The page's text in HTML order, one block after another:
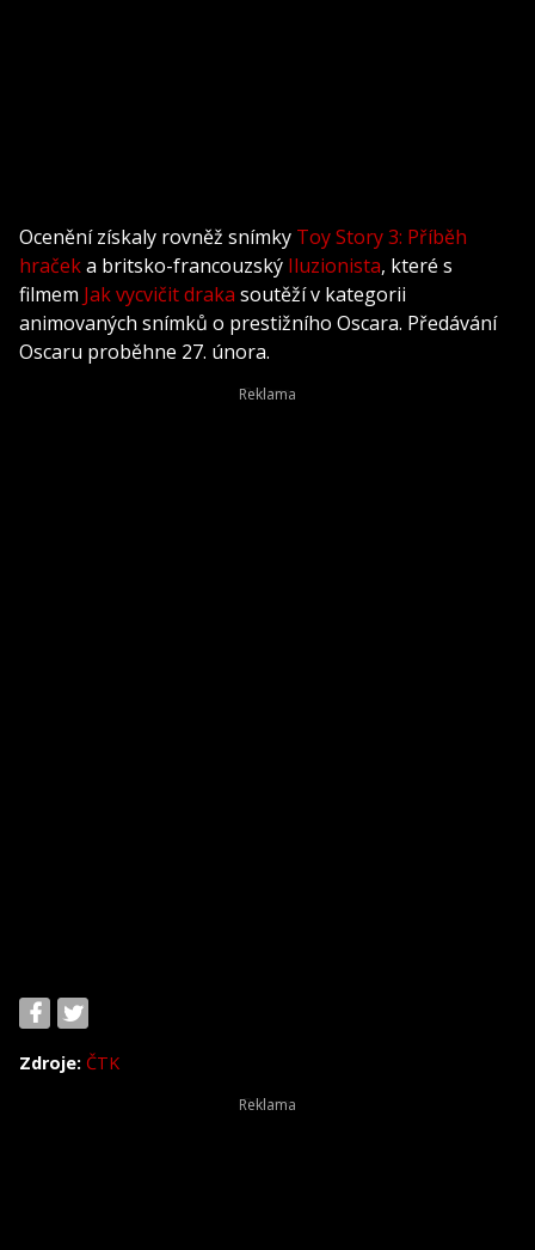
Ocenění získaly rovněž snímky Toy Story 3: Příběh
hračeka britsko-francouzský Iluzionista, které s
filmem Jak vycvičit draka soutěží v kategorii
animovaných snímků o prestižního Oscara. Předávání
Oscaru proběhne 27. února.
Zdroje: ČTK